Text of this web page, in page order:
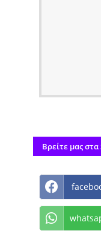
Βρείτε μας στα